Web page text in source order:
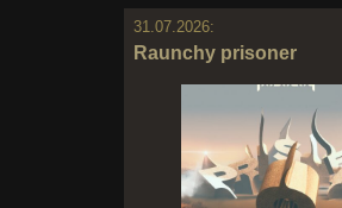
31.07.2026:
Raunchy prisoner